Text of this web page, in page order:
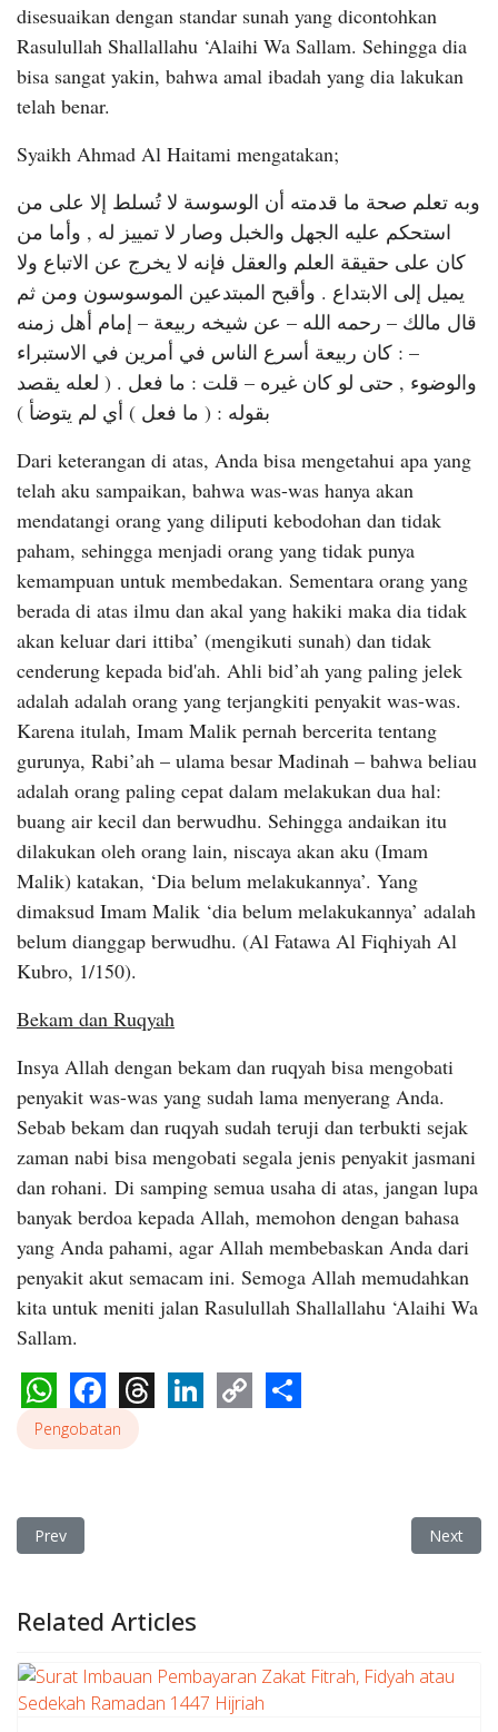
disesuaikan dengan standar sunah yang dicontohkan
Rasulullah Shallallahu ‘Alaihi Wa Sallam. Sehingga dia
bisa sangat yakin, bahwa amal ibadah yang dia lakukan
telah benar.
Syaikh Ahmad Al Haitami mengatakan;
وبه تعلم صحة ما قدمته أن الوسوسة لا تُسلط إلا على من
استحكم عليه الجهل والخبل وصار لا تمييز له , وأما من
كان على حقيقة العلم والعقل فإنه لا يخرج عن الاتباع ولا
يميل إلى الابتداع . وأقبح المبتدعين الموسوسون ومن ثم
قال مالك – رحمه الله – عن شيخه ربيعة – إمام أهل زمنه
– : كان ربيعة أسرع الناس في أمرين في الاستبراء
والوضوء , حتى لو كان غيره – قلت : ما فعل . ( لعله يقصد
بقوله : ( ما فعل ) أي لم يتوضأ )
Dari keterangan di atas, Anda bisa mengetahui apa yang
telah aku sampaikan, bahwa was-was hanya akan
mendatangi orang yang diliputi kebodohan dan tidak
paham, sehingga menjadi orang yang tidak punya
kemampuan untuk membedakan. Sementara orang yang
berada di atas ilmu dan akal yang hakiki maka dia tidak
akan keluar dari ittiba’ (mengikuti sunah) dan tidak
cenderung kepada bid'ah. Ahli bid’ah yang paling jelek
adalah adalah orang yang terjangkiti penyakit was-was.
Karena itulah, Imam Malik pernah bercerita tentang
gurunya, Rabi’ah – ulama besar Madinah – bahwa beliau
adalah orang paling cepat dalam melakukan dua hal:
buang air kecil dan berwudhu. Sehingga andaikan itu
dilakukan oleh orang lain, niscaya akan aku (Imam
Malik) katakan, ‘Dia belum melakukannya’. Yang
dimaksud Imam Malik ‘dia belum melakukannya’ adalah
belum dianggap berwudhu. (Al Fatawa Al Fiqhiyah Al
Kubro, 1/150).
Bekam dan Ruqyah
Insya Allah dengan bekam dan ruqyah bisa mengobati
penyakit was-was yang sudah lama menyerang Anda.
Sebab bekam dan ruqyah sudah teruji dan terbukti sejak
zaman nabi bisa mengobati segala jenis penyakit jasmani
dan rohani. Di samping semua usaha di atas, jangan lupa
banyak berdoa kepada Allah, memohon dengan bahasa
yang Anda pahami, agar Allah membebaskan Anda dari
penyakit akut semacam ini. Semoga Allah memudahkan
kita untuk meniti jalan Rasulullah Shallallahu ‘Alaihi Wa
Sallam.
WhatsApp
Facebook
Threads
Pengobatan
Previous article: Surat Imbauan Pembayaran Zakat Fitrah,
Prev Next
Next
Related Articles